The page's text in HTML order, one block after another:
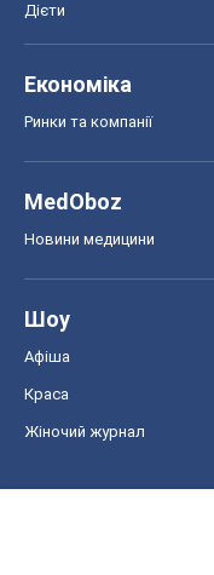
Дієти
Економіка
Ринки та компанії
MedOboz
Новини медицини
Шоу
Афіша
Краса
Жіночий журнал